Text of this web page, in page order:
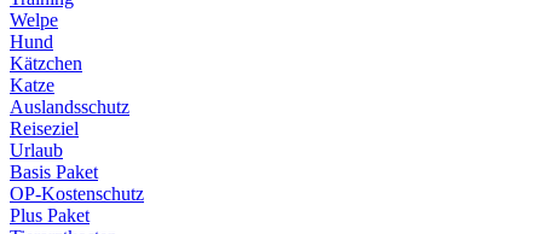
Welpe
Hund
Kätzchen
Katze
Auslandsschutz
Reiseziel
Urlaub
Basis Paket
OP-Kostenschutz
Plus Paket